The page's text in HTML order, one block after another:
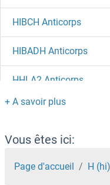
HIBCH Anticorps
HIBADH Anticorps
HHLA2 Anticorps
HHIP Anticorps
HHEX Anticorps
HHAT Anticorps
Vous êtes ici:
Page d'accueil H (hi)